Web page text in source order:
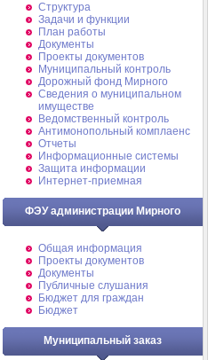
Структура
Задачи и функции
План работы
Документы
Проекты документов
Муниципальный контроль
Дорожный фонд Мирного
Cведения о муниципальном
имуществе
Ведомственный контроль
Антимонопольный комплаенс
Отчеты
Информационные системы
Защита информации
Интернет-приемная
ФЭУ администрации Мирного
Общая информация
Проекты документов
Документы
Публичные слушания
Бюджет для граждан
Бюджет
Муниципальный заказ